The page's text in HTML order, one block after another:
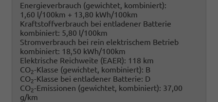
Energieverbrauch (gewichtet, kombiniert):
1,60 l/100km + 13,80 kWh/100km
Kraftstoffverbrauch bei entladener Batterie
kombiniert: 5,80 l/100km
Stromverbrauch bei rein elektrischem Betrieb
kombiniert: 18,50 kWh/100km
Elektrische Reichweite (EAER): 118 km
CO2-Klasse (gewichtet, kombiniert): B
CO2-Klasse bei entladener Batterie: D
CO2-Emissionen (gewichtet, kombiniert): 37,00
g/km